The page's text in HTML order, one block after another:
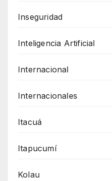
Inseguridad
Inteligencia Artificial
Internacional
Internacionales
Itacuá
Itapucumí
Kolau